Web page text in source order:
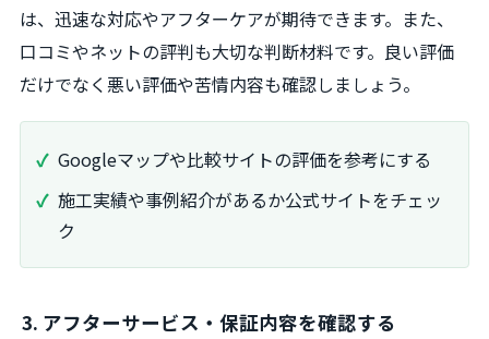
は、迅速な対応やアフターケアが期待できます。また、
口コミやネットの評判も大切な判断材料です。良い評価
だけでなく悪い評価や苦情内容も確認しましょう。
Googleマップや比較サイトの評価を参考にする
施工実績や事例紹介があるか公式サイトをチェッ
ク
3. アフターサービス・保証内容を確認する